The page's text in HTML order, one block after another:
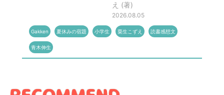
え (著)
2026.08.05
Gakken 夏休みの宿題 小学生 粟生こずえ 読書感想文
青木伸生